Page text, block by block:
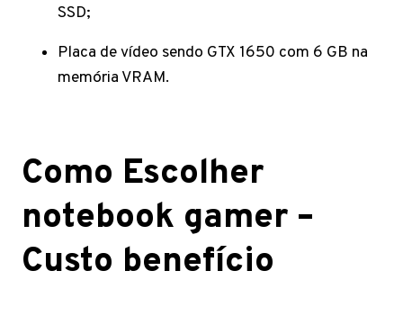
SSD;
Placa de vídeo sendo GTX 1650 com 6 GB na
memória VRAM.
Como Escolher
notebook gamer –
Custo benefício